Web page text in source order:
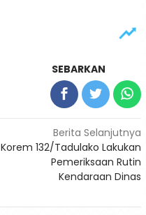
SEBARKAN
Berita Selanjutnya
Korem 132/Tadulako Lakukan
Pemeriksaan Rutin
Kendaraan Dinas